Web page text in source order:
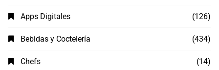
Apps Digitales (126)
Bebidas y Coctelería (434)
Chefs (14)